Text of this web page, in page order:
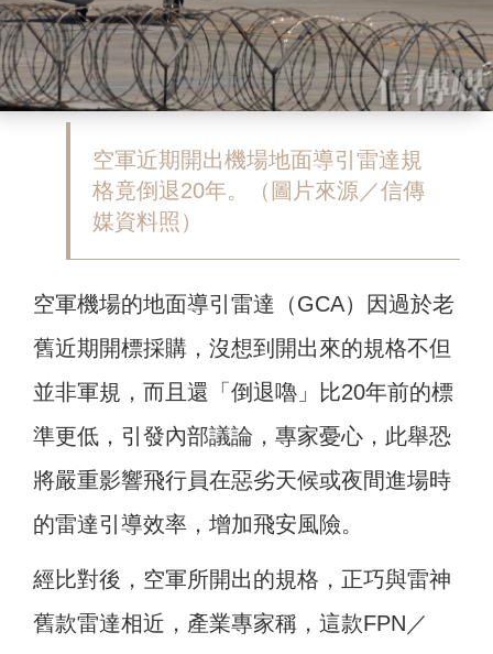
空軍近期開出機場地面導引雷達規
格竟倒退20年。（圖片來源／信傳
媒資料照）
空軍機場的地面導引雷達（GCA）因過於老
舊近期開標採購，沒想到開出來的規格不但
並非軍規，而且還「倒退嚕」比20年前的標
準更低，引發內部議論，專家憂心，此舉恐
將嚴重影響飛行員在惡劣天候或夜間進場時
的雷達引導效率，增加飛安風險。
經比對後，空軍所開出的規格，正巧與雷神
舊款雷達相近，產業專家稱，這款FPN／